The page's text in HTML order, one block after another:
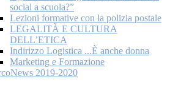
social a scuola?”
Lezioni formative con la polizia postale
LEGALITÀ E CULTURA
DELL’ETICA
Indirizzo Logistica ...È anche donna
Marketing e Formazione
2019-2020